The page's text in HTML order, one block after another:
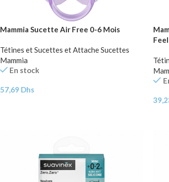
Mammia Sucette Air Free 0-6 Mois
Tétines et Sucettes et Attache Sucettes
Mammia
En stock
57,69 Dhs